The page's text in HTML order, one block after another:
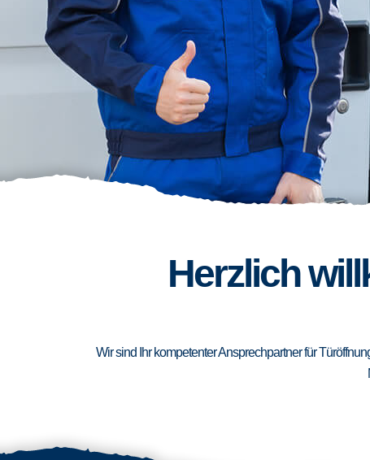
Herzlich
Wir sind Ihr kompetenter Ansprechpartner für